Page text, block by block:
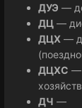
ДУЭ —
ДЦ —
ДЦХ —
ДЦХС —
ДЧ —